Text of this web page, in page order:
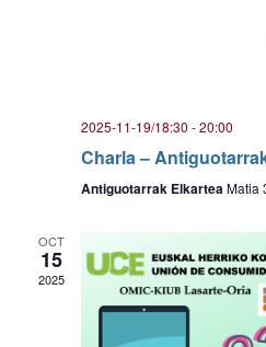
2025-11-19/18:30 -20:00
Charla –
Antiguotarrak ElkarteaMatia
OCT
15
2025